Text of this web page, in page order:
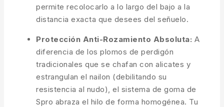
permite recolocarlo a lo largo del bajo a la
distancia exacta que desees del señuelo.
Protección Anti-Rozamiento Absoluta: A
diferencia de los plomos de perdigón
tradicionales que se chafan con alicates y
estrangulan el nailon (debilitando su
resistencia al nudo), el sistema de goma de
Spro abraza el hilo de forma homogénea. Tu